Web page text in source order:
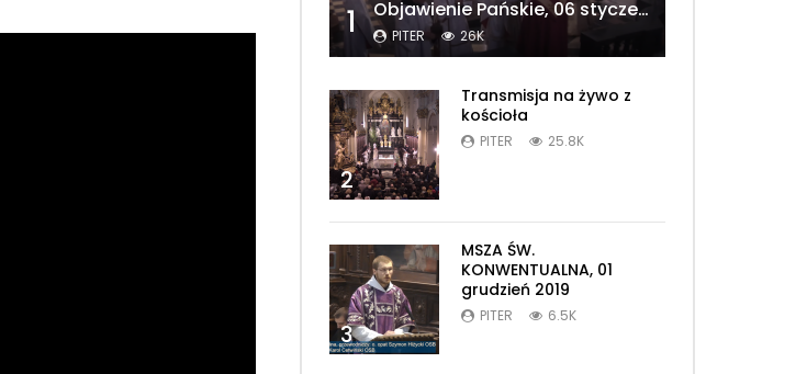
1 Objawienie Pańskie, 06 styczeń 2020 r.
PITER 26K
2
Transmisja na żywo z
kościoła
PITER 25.8K
3
MSZA ŚW.
KONWENTUALNA, 01
grudzień 2019
PITER 6.5K